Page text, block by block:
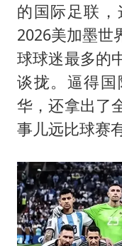
的国际足联
2026美加墨世
球球迷最多的
谈拢。逼得
华，还拿出了
事儿远比球赛